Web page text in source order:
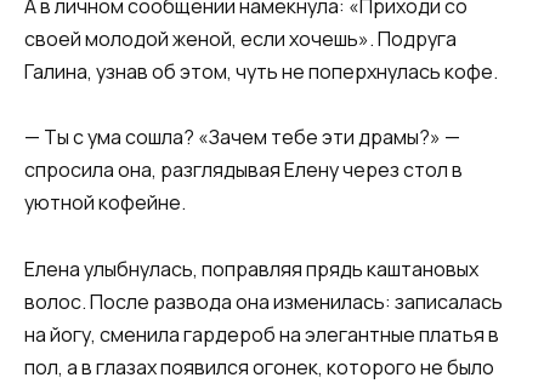
А в личном сообщении намекнула: «Приходи со
своей молодой женой, если хочешь». Подруга
Галина, узнав об этом, чуть не поперхнулась кофе.​
​— Ты с ума сошла? «Зачем тебе эти драмы?» —
спросила она, разглядывая Елену через стол в
уютной кофейне.​
​Елена улыбнулась, поправляя прядь каштановых
волос. После развода она изменилась: записалась
на йогу, сменила гардероб на элегантные платья в
пол, а в глазах появился огонек, которого не было